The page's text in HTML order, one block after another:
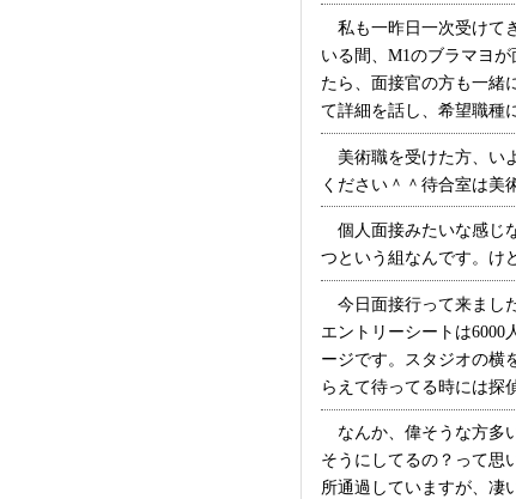
私も一昨日一次受けて
いる間、M1のブラマヨ
たら、面接官の方も一緒
て詳細を話し、希望職種
美術職を受けた方、い
ください＾＾待合室は美
個人面接みたいな感じ
つという組なんです。け
今日面接行って来まし
エントリーシートは6000
ージです。スタジオの横
らえて待ってる時には探
なんか、偉そうな方多
そうにしてるの？って思
所通過していますが、凄